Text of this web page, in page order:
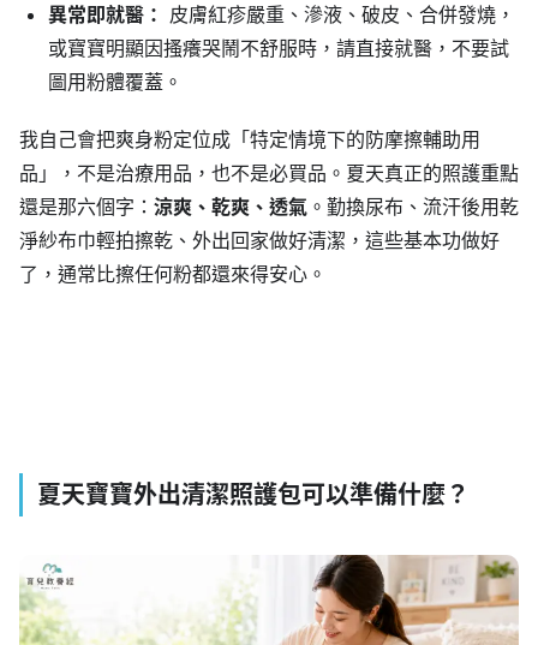
異常即就醫： 皮膚紅疹嚴重、滲液、破皮、合併發燒，
或寶寶明顯因搔癢哭鬧不舒服時，請直接就醫，不要試
圖用粉體覆蓋。
我自己會把爽身粉定位成「特定情境下的防摩擦輔助用
品」，不是治療用品，也不是必買品。夏天真正的照護重點
還是那六個字： 涼爽、乾爽、透氣 。勤換尿布、流汗後用乾
淨紗布巾輕拍擦乾、外出回家做好清潔，這些基本功做好
了，通常比擦任何粉都還來得安心。
夏天寶寶外出清潔照護包可以準備什麼？